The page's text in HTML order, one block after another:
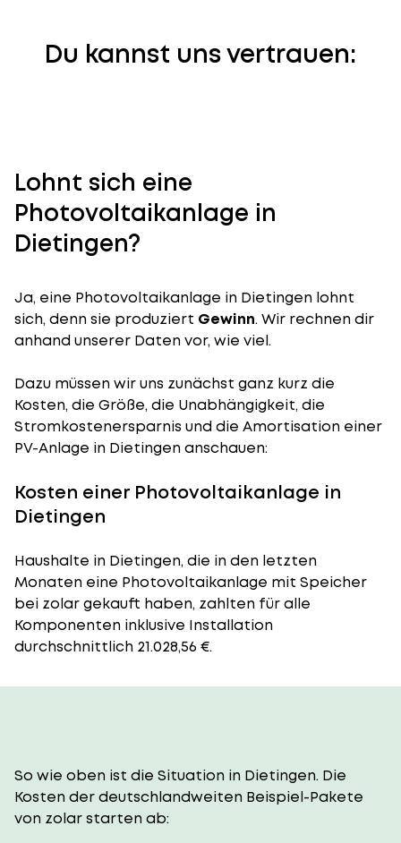
Du kannst uns vertrauen:
Lohnt sich eine
Photovoltaikanlage in
Dietingen?
Ja, eine Photovoltaikanlage in Dietingen lohnt
sich, denn sie produziert Gewinn. Wir rechnen dir
anhand unserer Daten vor, wie viel.
Dazu müssen wir uns zunächst ganz kurz die
Kosten, die Größe, die Unabhängigkeit, die
Stromkostenersparnis und die Amortisation einer
PV-Anlage in Dietingen anschauen:
Kosten einer Photovoltaikanlage in
Dietingen
Haushalte in Dietingen, die in den letzten
Monaten eine Photovoltaikanlage mit Speicher
bei zolar gekauft haben, zahlten für alle
Komponenten inklusive Installation
durchschnittlich 21.028,56 €.
So wie oben ist die Situation in Dietingen. Die
Kosten der deutschlandweiten Beispiel-Pakete
von zolar starten ab: